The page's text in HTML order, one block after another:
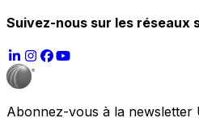
Suivez-nous sur les réseaux
Abonnez-vous à la newsletter